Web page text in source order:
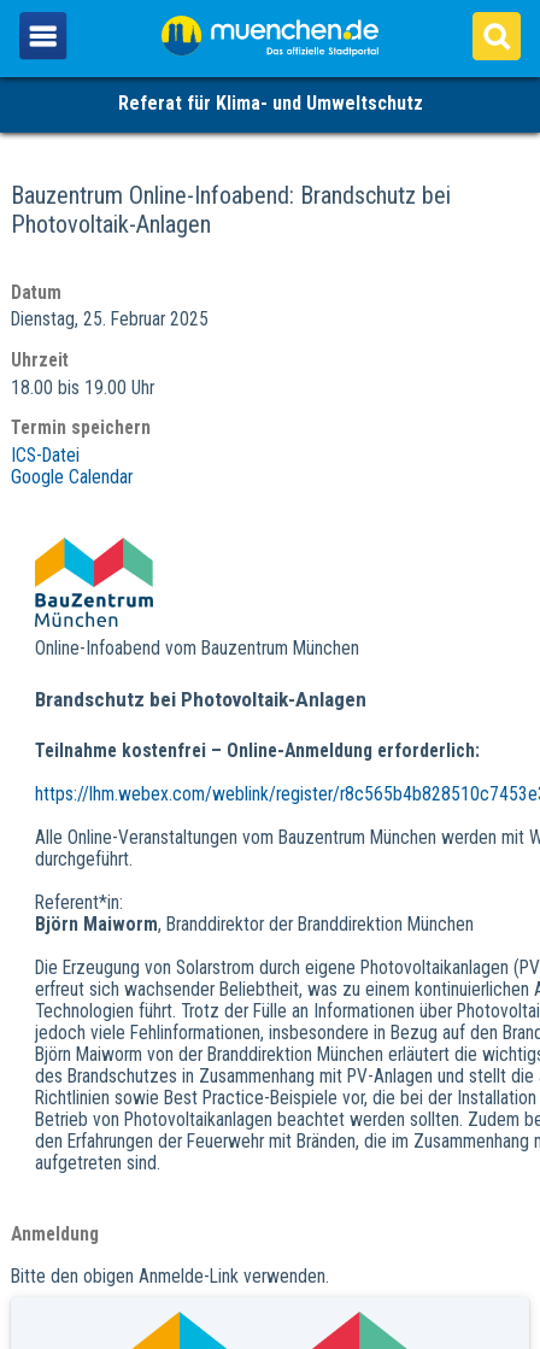
Referat für Klima- und Umweltschutz
Bauzentrum Online-Infoabend: Brandschutz bei
Photovoltaik-Anlagen
Datum
Dienstag, 25. Februar 2025
Uhrzeit
18.00 bis 19.00 Uhr
Termin speichern
ICS-Datei
Google Calendar
Online-Infoabend vom Bauzentrum München
Brandschutz bei Photovoltaik-Anlagen
Teilnahme kostenfrei – Online-Anmeldung erforderlich:
https://lhm.webex.com/weblink/register/
Alle Online-Veranstaltungen vom Bauzentrum München werden mit
durchgeführt.
Referent*in:
Björn Maiworm, Branddirektor der Branddirektion München
Die Erzeugung von Solarstrom durch eigene Photovoltaikanlagen
erfreut sich wachsender Beliebtheit, was zu einem kontinuierlichen
Technologien führt. Trotz der Fülle an Informationen über
jedoch viele Fehlinformationen, insbesondere in Bezug auf den
Björn Maiworm von der Branddirektion München erläutert die
des Brandschutzes in Zusammenhang mit PV-Anlagen und stellt die
Richtlinien sowie Best Practice-Beispiele vor, die bei der
Betrieb von Photovoltaikanlagen beachtet werden sollten. Zudem
den Erfahrungen der Feuerwehr mit Bränden, die im Zusammenhang
aufgetreten sind.
Anmeldung
Bitte den obigen Anmelde-Link verwenden.